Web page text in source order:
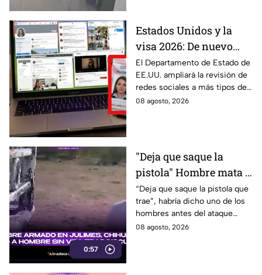
Estados Unidos y la
visa 2026: De nuevo
revisarán las redes
sociales de mexicanos
que viaje a este país
El Departamento de Estado de
EE.UU. ampliará la revisión de
redes sociales a más tipos de
visa, incluyendo a mexicanos
08 agosto, 2026
0:57
"Deja que saque la
pistola" Hombre mata a
padre y hiere a su hijo
por supuestamente
invadir un camino
“Deja que saque la pistola que
trae”, habría dicho uno de los
hombres antes del ataque
armado en Julimes, Chihuahua
08 agosto, 2026